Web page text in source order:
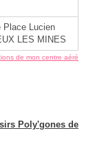
Place Lucien
LES MINES
de mon centre aéré
Poly'gones de